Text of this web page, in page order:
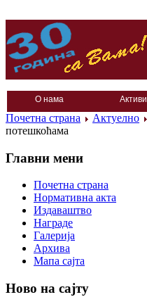
О нама Активи
Почетна страна Актуелно
потешкоћама
Главни мени
Почетна страна
Нормативна акта
Издаваштво
Награде
Галерија
Архива
Мапа сајта
Ново на сајту